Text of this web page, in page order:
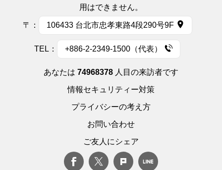
用はできません。
〒： 106433 台北市忠孝東路4段290号9F
TEL： +886-2-2349-1500（代表）
あなたは 74968378 人目の来訪者です
情報セキュリティー対策
プライバシーの考え方
お問い合わせ
ご友人にシェア